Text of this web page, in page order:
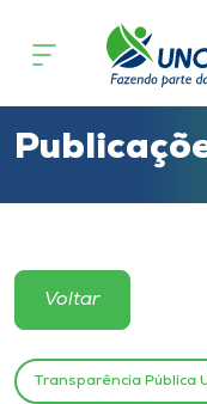
Cursos
Atendimento ao
Portal de Ensino
Voltar
Transparência Pública